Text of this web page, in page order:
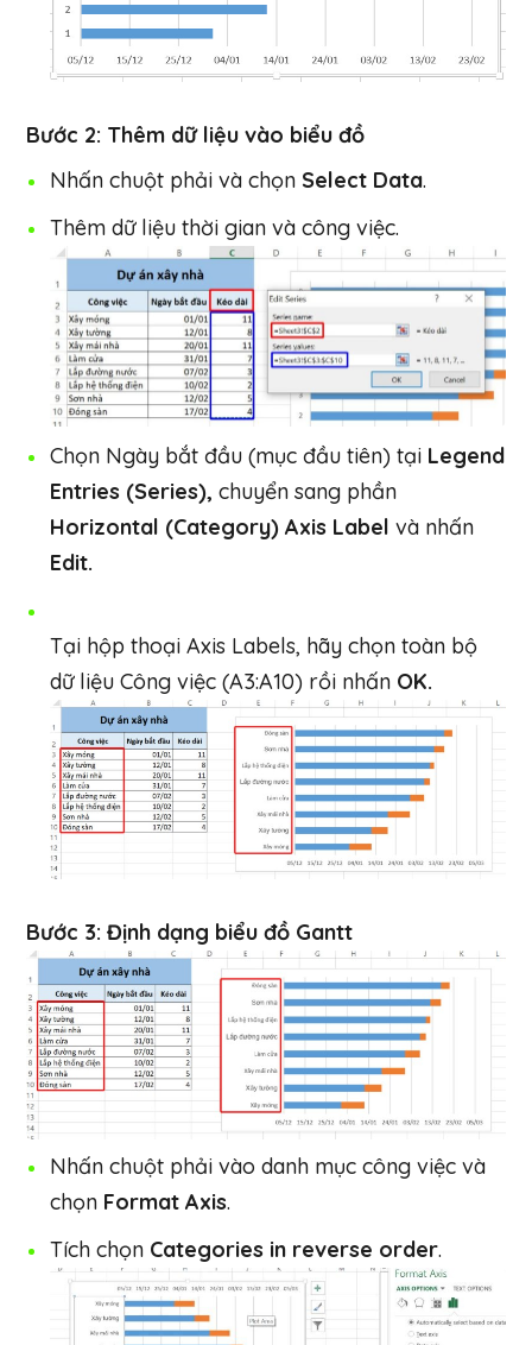
Bước 2: Thêm dữ liệu vào biểu đồ
Nhấn chuột phải và chọn Select Data.
Thêm dữ liệu thời gian và công việc.
Chọn Ngày bắt đầu (mục đầu tiên) tại Legend
Entries (Series), chuyển sang phần
Horizontal (Category) Axis Label và nhấn
Edit.
Tại hộp thoại Axis Labels, hãy chọn toàn bộ
dữ liệu Công việc (A3:A10) rồi nhấn OK.
Bước 3: Định dạng biểu đồ Gantt
Nhấn chuột phải vào danh mục công việc và
chọn Format Axis.
Tích chọn Categories in reverse order.